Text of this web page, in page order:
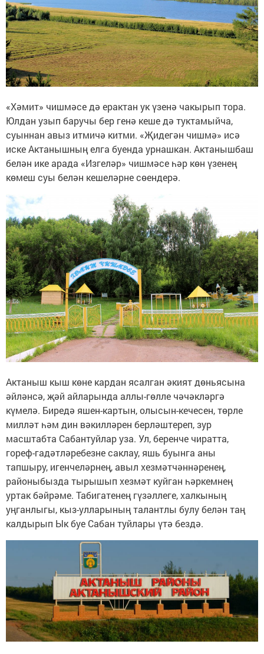
«Хәмит» чишмәсе дә ерактан ук үзенә чакырып тора.
Юлдан узып баручы бер генә кеше дә туктамыйча,
суыннан авыз итмичә китми. «Җидегән чишмә» исә
иске Актанышның елга буенда урнашкан. Актанышбаш
белән ике арада «Изгеләр» чишмәсе һәр көн үзенең
көмеш суы белән кешеләрне сөендерә.
Актаныш кыш көне кардан ясалган әкият дөньясына
әйләнсә, җәй айларында аллы-гөлле чәчәкләргә
күмелә. Биредә яшен-картын, олысын-кечесен, төрле
милләт һәм дин вәкилләрен берләштереп, зур
масштабта Сабантуйлар уза. Ул, беренче чиратта,
гореф-гадәтләребезне саклау, яшь буынга аны
тапшыру, игенчеләрнең, авыл хезмәтчәннәренең,
районыбызда тырышып хезмәт куйган һәркемнең
уртак бәйрәме. Табигатенең гүзәллеге, халкының
уңганлыгы, кыз-улларының талантлы булу белән таң
калдырып Ык буе Сабан туйлары үтә бездә.